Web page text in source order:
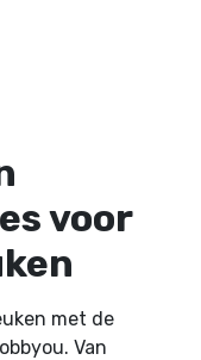
voor
met de
Van